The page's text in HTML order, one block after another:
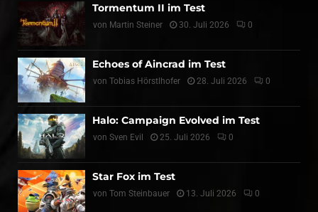
Tormentum II im Test
von Martin Steiner 30. Juli 2026 0
Echoes of Aincrad im Test
von Tobias Hörstlhofer 28. Juli 2026 0
Halo: Campaign Evolved im Test
von Sven Evil 25. Juli 2026 0
Star Fox im Test
von Tom Steinbauer 13. Juli 2026 0